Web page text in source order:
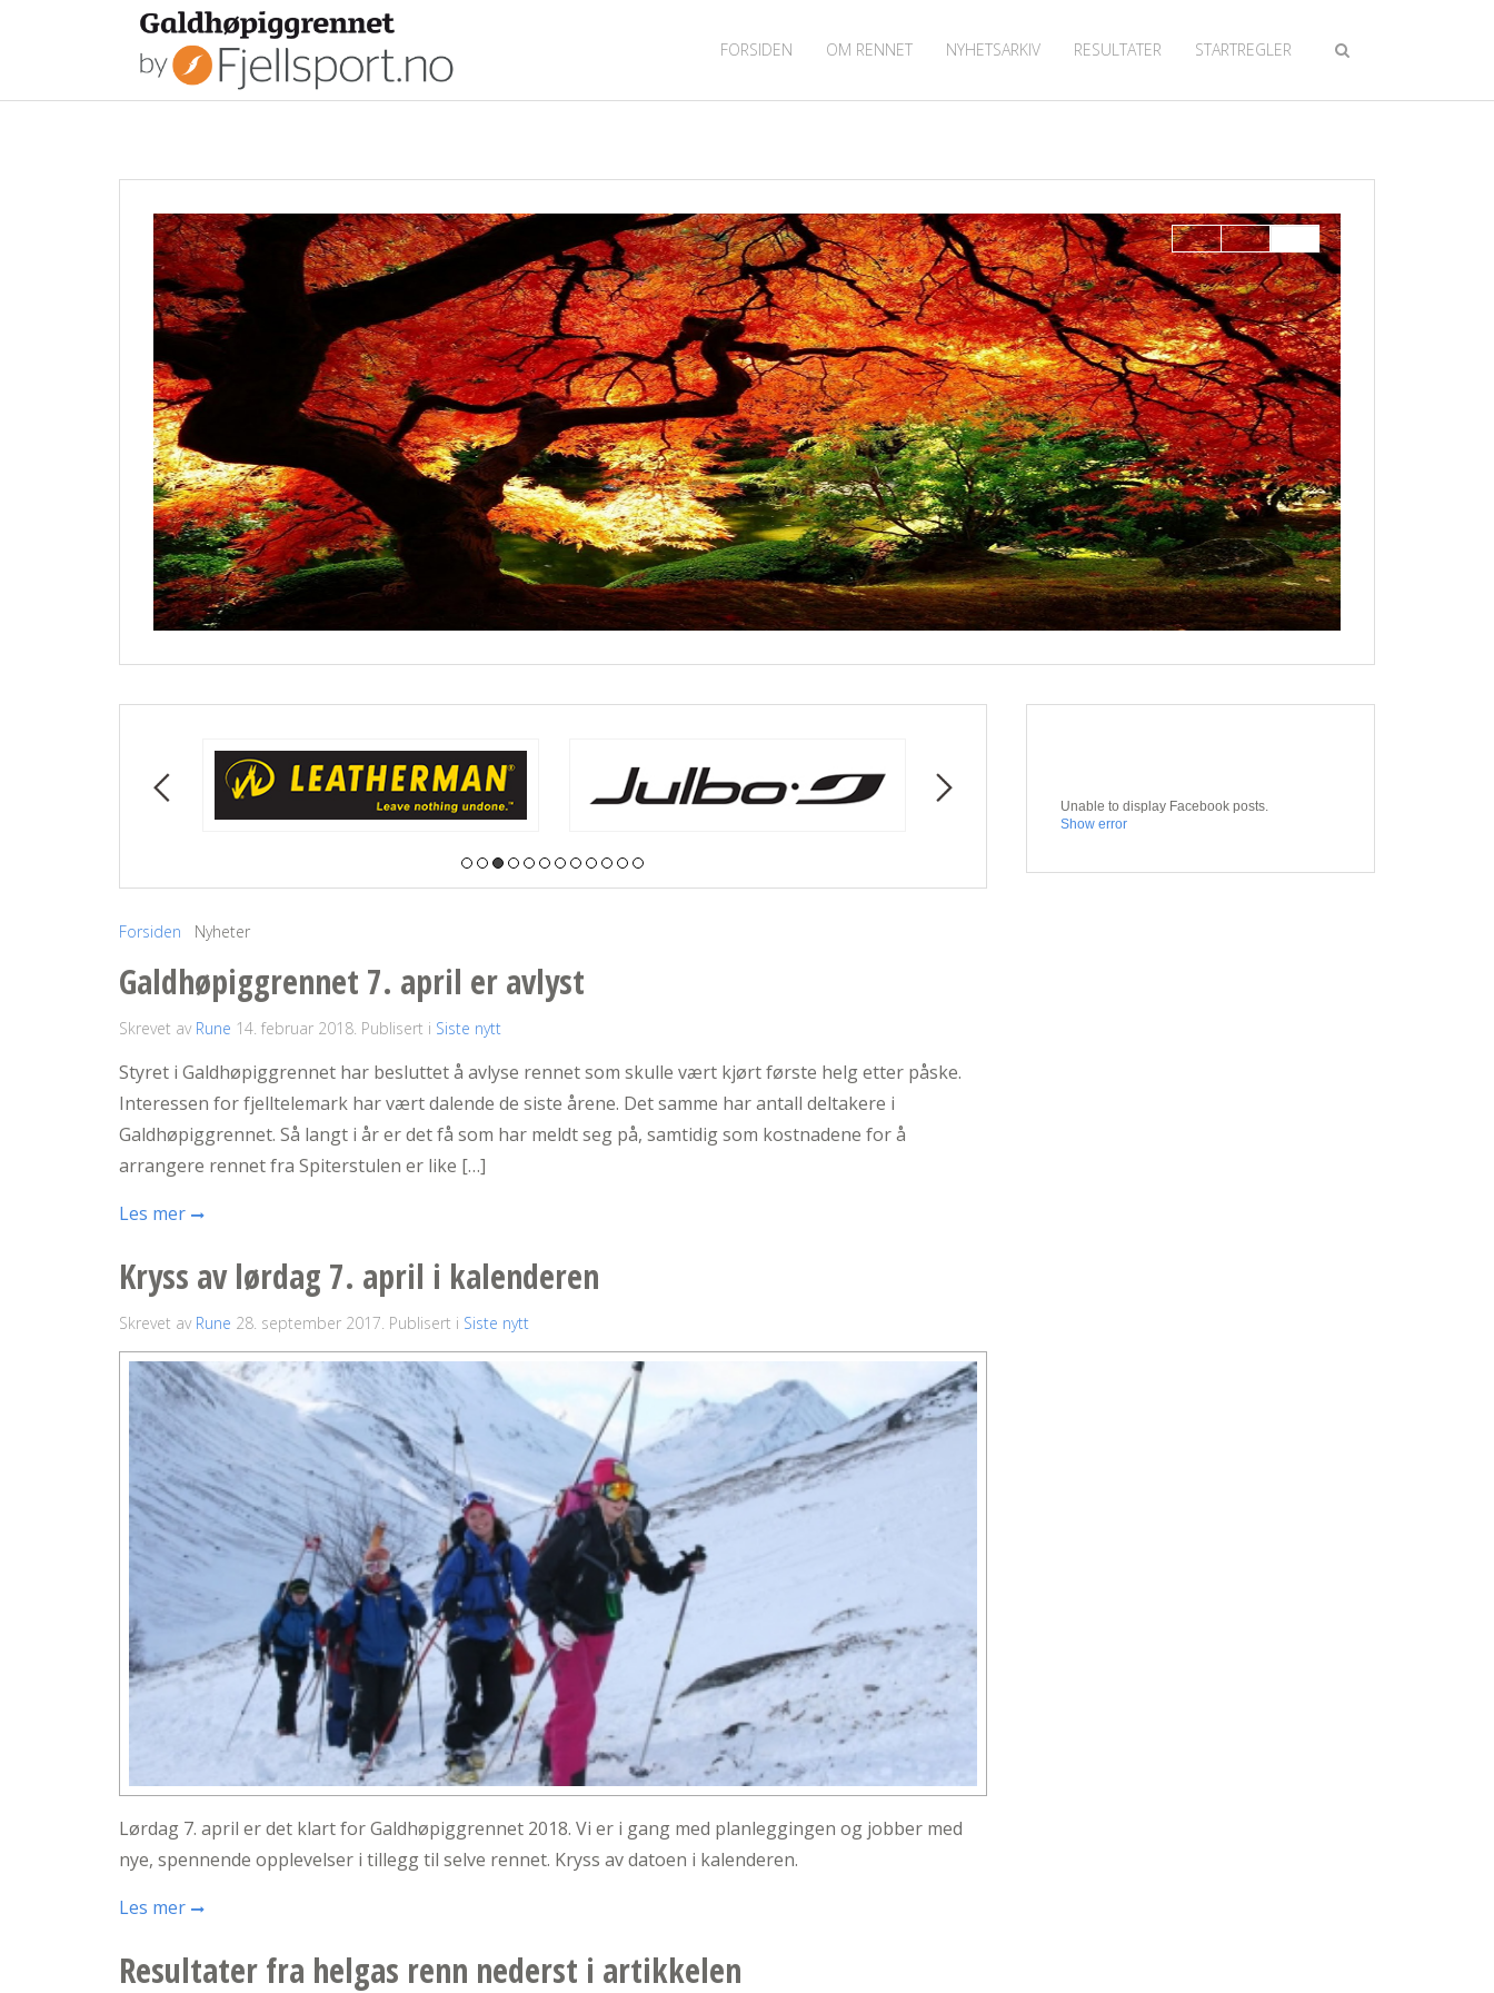
FORSIDEN OM RENNET NYHETSARKIV RESULTATER STARTREGLER
Simple Usage
Forsiden Nyheter
Galdhøpiggrennet 7. april er avlyst
Skrevet av Rune 14. februar 2018. Publisert i Siste nytt
Styret i Galdhøpiggrennet har besluttet å avlyse rennet som skulle vært kjørt første helg etter påske.
Interessen for fjelltelemark har vært dalende de siste årene. Det samme har antall deltakere i
Galdhøpiggrennet. Så langt i år er det få som har meldt seg på, samtidig som kostnadene for å
arrangere rennet fra Spiterstulen er like […]
Les mer
Kryss av lørdag 7. april i kalenderen
Skrevet av Rune 28. september 2017. Publisert i Siste nytt
Lørdag 7. april er det klart for Galdhøpiggrennet 2018. Vi er i gang med planleggingen og jobber med
nye, spennende opplevelser i tillegg til selve rennet. Kryss av datoen i kalenderen.
Les mer
Resultater fra helgas renn nederst i artikkelen
Unable to display Facebook posts.
Show error